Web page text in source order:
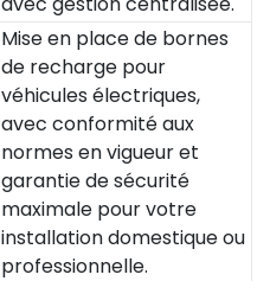
Mise en place de bornes
de recharge pour
véhicules électriques,
avec conformité aux
normes en vigueur et
garantie de sécurité
maximale pour votre
installation domestique ou
professionnelle.